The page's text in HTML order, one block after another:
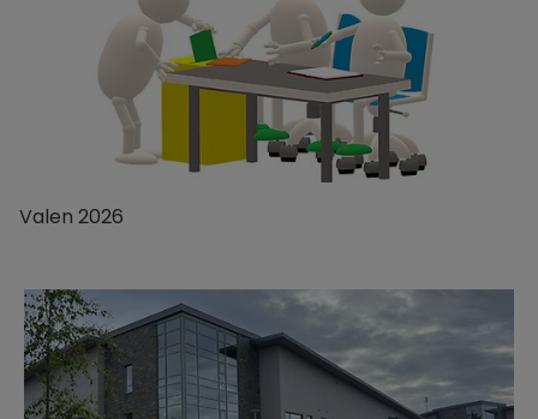
Valen 2026